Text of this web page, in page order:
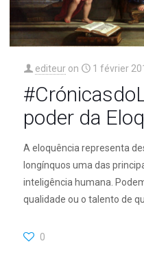
editeur on 1 février
poder da
A eloquência representa
longínquos uma das
inteligência humana.
qualidade ou o talento de
0